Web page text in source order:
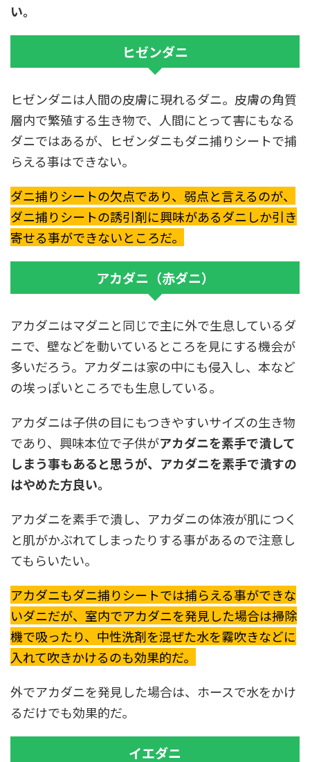
い。
ヒゼンダニ
ヒゼンダニは人間の皮膚に現れるダニ。皮膚の角質
層内で繁殖する生き物で、人間にとって害にもなる
ダニではあるが、ヒゼンダニもダニ捕りシートで捕
らえる事はできない。
ダニ捕りシートの欠点であり、弱点と言えるのが、
ダニ捕りシートの誘引剤に興味があるダニしか引き
寄せる事ができないところだ。
アカダニ（赤ダニ）
アカダニはマダニと同じで主に外で生息しているダ
ニで、壁などを動いているところを見にする機会が
多いだろう。アカダニは家の中にも侵入し、本など
の埃っぽいところでも生息している。
アカダニは子供の目にもつきやすいサイズの生き物
であり、興味本位で子供がアカダニを素手で潰して
しまう事もあると思うが、アカダニを素手で潰すの
はやめた方良い。
アカダニを素手で潰し、アカダニの体液が肌につく
と肌がかぶれてしまったりする事があるので注意し
てもらいたい。
アカダニもダニ捕りシートでは捕らえる事ができな
いダニだが、室内でアカダニを発見した場合は掃除
機で吸ったり、中性洗剤を混ぜた水を霧吹きなどに
入れて吹きかけるのも効果的だ。
外でアカダニを発見した場合は、ホースで水をかけ
るだけでも効果的だ。
イエダニ